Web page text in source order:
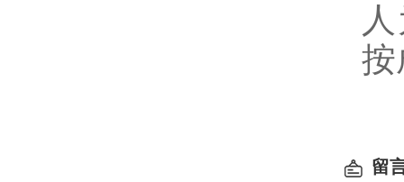
按
留